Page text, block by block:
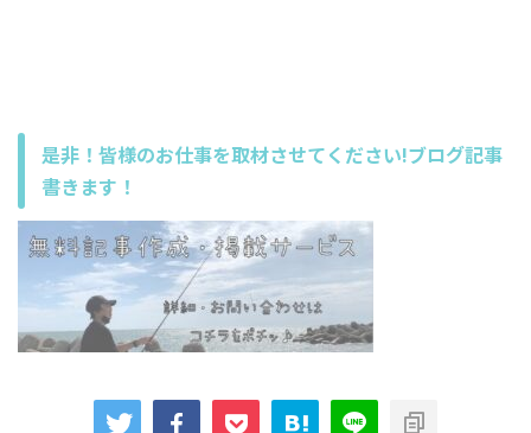
是非！皆様のお仕事を取材させてください!ブログ記事
書きます！